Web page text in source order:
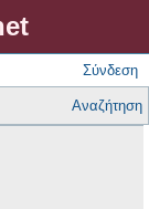
Σύνδεση
Αναζήτηση